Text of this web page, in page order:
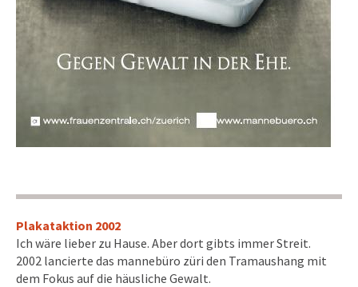
Plakataktion 2002
Ich wäre lieber zu Hause. Aber dort gibts immer Streit.
2002 lancierte das mannebüro züri den Tramaushang mit
dem Fokus auf die häusliche Gewalt.